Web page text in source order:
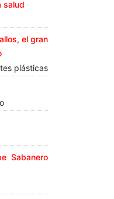
salud
el gran
plásticas
Sabanero